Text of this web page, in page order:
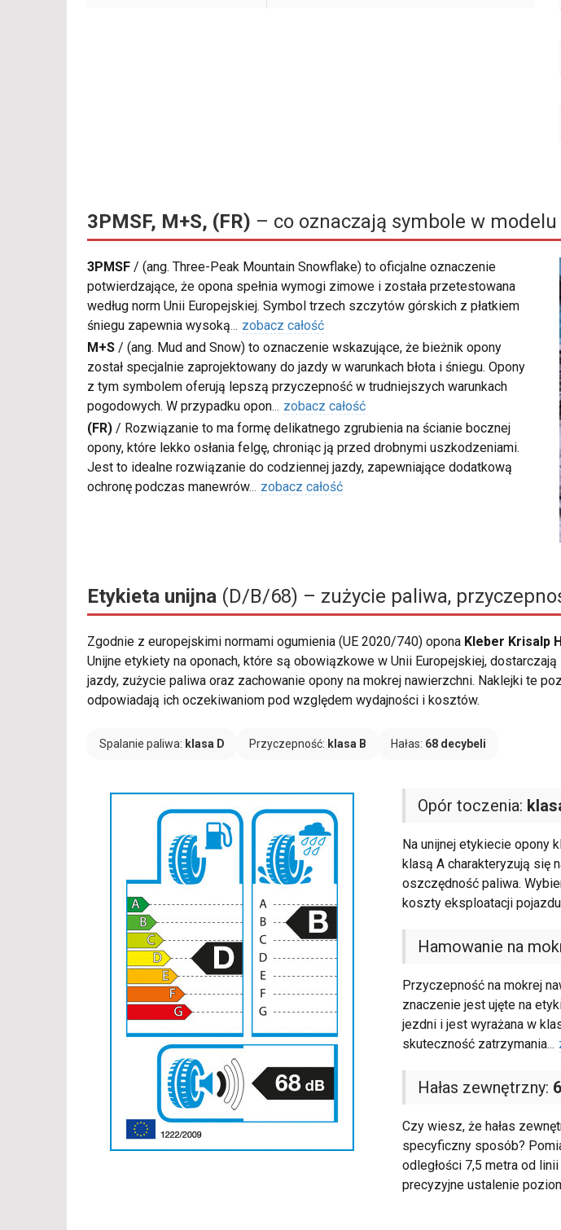
3PMSF, M+S, (FR) – co oznaczają symbole w modelu
3PMSF / (ang. Three-Peak Mountain Snowflake) to oficjalne oznaczenie
potwierdzające, że opona spełnia wymogi zimowe i została przetestowana
według norm Unii Europejskiej. Symbol trzech szczytów górskich z płatkiem
śniegu zapewnia wysoką... zobacz całość
M+S / (ang. Mud and Snow) to oznaczenie wskazujące, że bieżnik opony
został specjalnie zaprojektowany do jazdy w warunkach błota i śniegu. Opony
z tym symbolem oferują lepszą przyczepność w trudniejszych warunkach
pogodowych. W przypadku opon... zobacz całość
(FR) / Rozwiązanie to ma formę delikatnego zgrubienia na ścianie bocznej
opony, które lekko osłania felgę, chroniąc ją przed drobnymi uszkodzeniami.
Jest to idealne rozwiązanie do codziennej jazdy, zapewniające dodatkową
ochronę podczas manewrów... zobacz całość
Etykieta unijna (D/B/68) – zużycie paliwa,
Zgodnie z europejskimi normami ogumienia (UE 2020/740) opona Kleber Krisalp
Unijne etykiety na oponach, które są obowiązkowe w Unii Europejskiej,
jazdy, zużycie paliwa oraz zachowanie opony na mokrej nawierzchni. Naklejki te
odpowiadają ich oczekiwaniom pod względem wydajności i kosztów.
Spalanie paliwa: klasa D Przyczepność: klasa B Hałas: 68 decybeli
Opór toczenia:
Na unijnej etykiecie opony
klasą A charakteryzują się
oszczędność paliwa.
koszty eksploatacji
Hamowanie na
Przyczepność na mokrej
znaczenie jest ujęte na
jezdni i jest wyrażana w
skuteczność zatrzymania...
Hałas zewnętrzny:
Czy wiesz, że hałas
specyficzny sposób?
odległości 7,5 metra od
precyzyjne ustalenie